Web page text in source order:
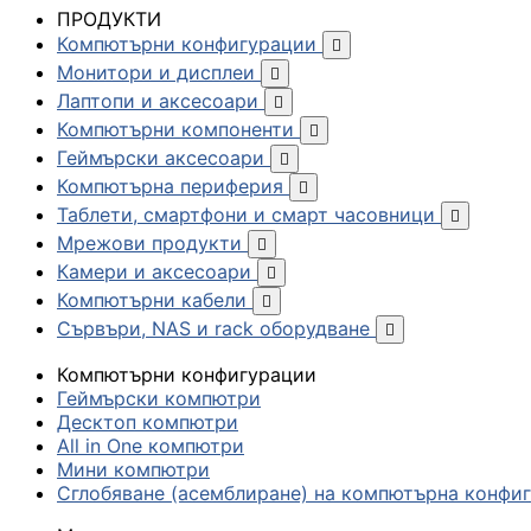
ПРОДУКТИ
Компютърни конфигурации

Монитори и дисплеи 
Лаптопи и аксесоари 
Компютърни компоненти 
Геймърски аксесоари 
Компютърна периферия 
Таблети, смартфони и смарт часовници 
Мрежови продукти 
Камери и аксесоари 
Компютърни кабели 
Сървъри, NAS и rack оборудване 
Компютърни конфигурации
Геймърски компютри
Десктоп компютри
All in One компютри
Мини компютри
Сглобяване (асемблиране) на компютърна